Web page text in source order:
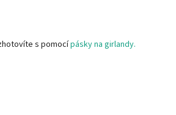
s pomocípásky na girlandy.